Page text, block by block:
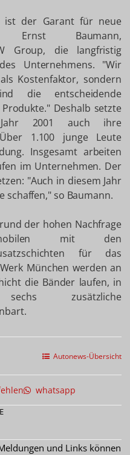
ist der Garant für neue
Ernst Baumann,
Group, die langfristig
Unternehmens. "Wir
Kostenfaktor, sondern
die entscheidende
Deshalb setzte
2001 auch ihre
1.100 junge Leute
Insgesamt arbeiten
im Unternehmen. Der
"Auch in diesem Jahr
schaffen," so Baumann.
der hohen Nachfrage
mit den
für das
München werden an
die Bänder laufen, in
zusätzliche
Autonews-Übersicht
whatsapp
und Links können